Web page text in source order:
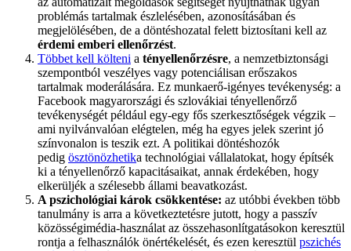
problémás tartalmak észlelésében, azonosításában és
megjelölésében, de a döntéshozatal felett biztosítani kell az
érdemi emberi ellenőrzést.
Többet kell költeni a tényellenőrzésre, a nemzetbiztonsági
szempontból veszélyes vagy potenciálisan erőszakos
tartalmak moderálására. Ez munkaerő-igényes tevékenység: a
Facebook magyarországi és szlovákiai tényellenőrző
tevékenységét például egy-egy fős szerkesztőségek végzik –
ami nyilvánvalóan elégtelen, még ha egyes jelek szerint jó
színvonalon is teszik ezt. A politikai döntéshozók
pedig ösztönözhetika technológiai vállalatokat, hogy építsék
ki a tényellenőrző kapacitásaikat, annak érdekében, hogy
elkerüljék a szélesebb állami beavatkozást.
A pszichológiai károk csökkentése: az utóbbi években több
tanulmány is arra a következtetésre jutott, hogy a passzív
közösségimédia-használat az összehasonlítgatásokon keresztül
rontja a felhasználók önértékelését, és ezen keresztül pszichés